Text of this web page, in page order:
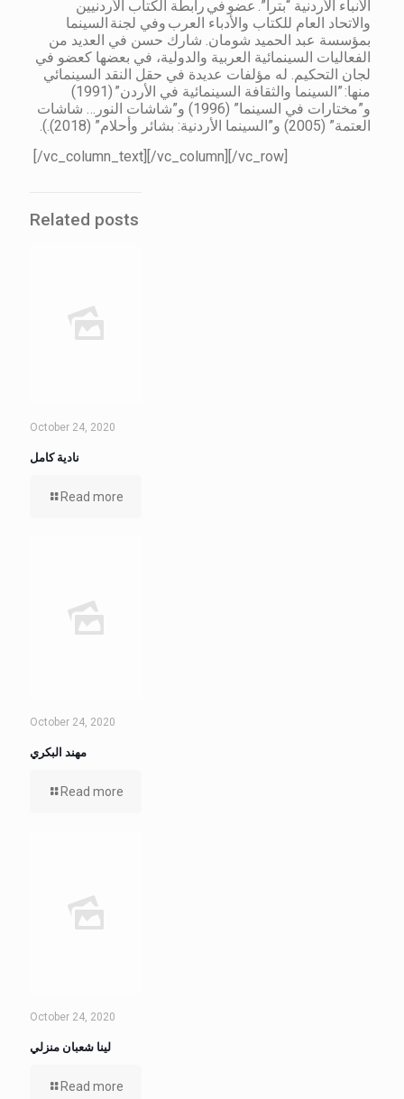
الأنباء الأردنية “بترا”. عضو في رابطة الكتاب الأردنيين
والاتحاد العام للكتاب والأدباء العرب وفي لجنة السينما
بمؤسسة عبد الحميد شومان. شارك حسن في العديد من
الفعاليات السينمائية العربية والدولية، في بعضها كعضو في
لجان التحكيم. له مؤلفات عديدة في حقل النقد السينمائي
منها: ”السينما والثقافة السينمائية في الأردن” (1991)
و”مختارات في السينما” (1996) و”شاشات النور… شاشات
العتمة” (2005) و”السينما الأردنية: بشائر وأحلام” (2018).).
[/vc_column_text][/vc_column][/vc_row]
Related posts
October 24, 2020
نادية كامل
Read more
October 24, 2020
مهند البكري
Read more
October 24, 2020
لينا شعبان منزلي
Read more